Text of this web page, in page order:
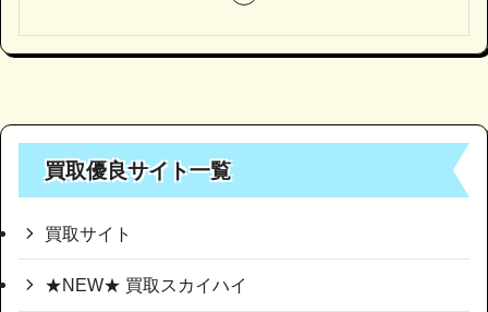
買取優良サイト一覧
買取サイト
★NEW★ 買取スカイハイ